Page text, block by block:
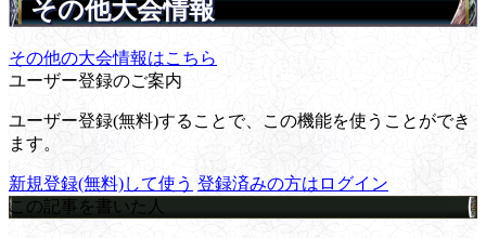
その他大会情報
その他の大会情報はこちら
ユーザー登録のご案内
ユーザー登録(無料)することで、この機能を使うことができ
ます。
新規登録(無料)して使う 登録済みの方はログイン
この記事を書いた人